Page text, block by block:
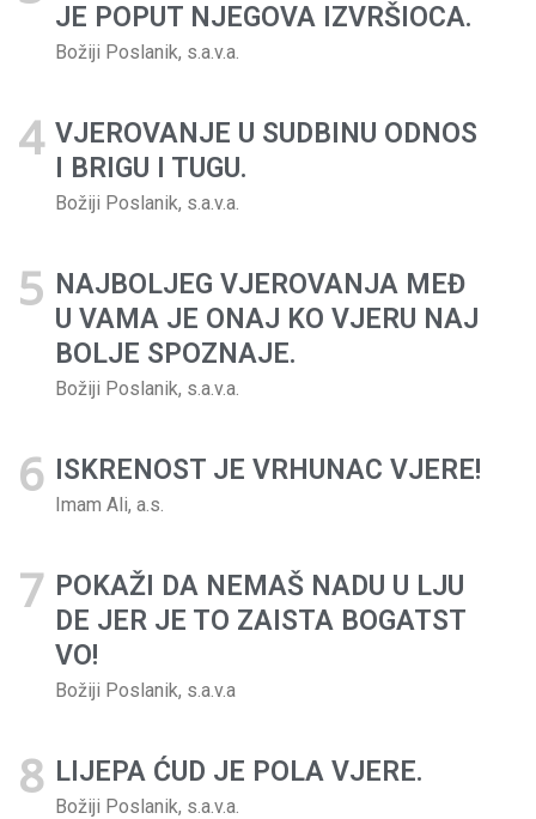
JE POPUT NJEGOVA IZVRŠIOCA.
Božiji Poslanik, s.a.v.a.
VJEROVANJE U SUDBINU ODNOS
I BRIGU I TUGU.
Božiji Poslanik, s.a.v.a.
NAJBOLJEG VJEROVANJA MEĐ
U VAMA JE ONAJ KO VJERU NAJ
BOLJE SPOZNAJE.
Božiji Poslanik, s.a.v.a.
ISKRENOST JE VRHUNAC VJERE!
Imam Ali, a.s.
POKAŽI DA NEMAŠ NADU U LJU
DE JER JE TO ZAISTA BOGATST
VO!
Božiji Poslanik, s.a.v.a
LIJEPA ĆUD JE POLA VJERE.
Božiji Poslanik, s.a.v.a.